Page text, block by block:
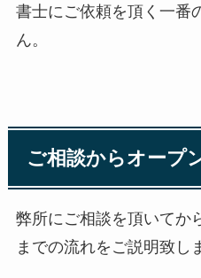
書士にご依頼を頂く一番
ん。
ご相談からオープ
弊所にご相談を頂いてか
までの流れをご説明致し